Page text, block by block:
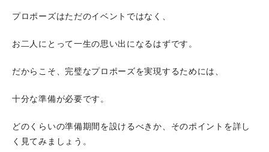
プロポーズはただのイベントではなく、
お二人にとって一生の思い出になるはずです。
だからこそ、完璧なプロポーズを実現するためには、
十分な準備が必要です。
どのくらいの準備期間を設けるべきか、そのポイントを詳し
く見てみましょう。